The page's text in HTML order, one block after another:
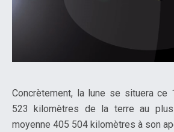
Concrètement, la lune se situera ce
523 kilomètres de la terre au
moyenne 405 504 kilomètres à son